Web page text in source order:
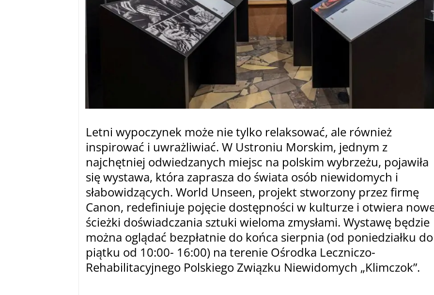
Letni wypoczynek może nie tylko relaksować, ale również
inspirować i uwrażliwiać. W Ustroniu Morskim, jednym z
najchętniej odwiedzanych miejsc na polskim wybrzeżu, pojawiła
się wystawa, która zaprasza do świata osób niewidomych i
słabowidzących. World Unseen, projekt stworzony przez firmę
Canon, redefiniuje pojęcie dostępności w kulturze i otwiera
ścieżki doświadczania sztuki wieloma zmysłami. Wystawę będzie
można oglądać bezpłatnie do końca sierpnia (od poniedziałku do
piątku od 10:00- 16:00) na terenie Ośrodka Leczniczo-
Rehabilitacyjnego Polskiego Związku Niewidomych „Klimczok”.